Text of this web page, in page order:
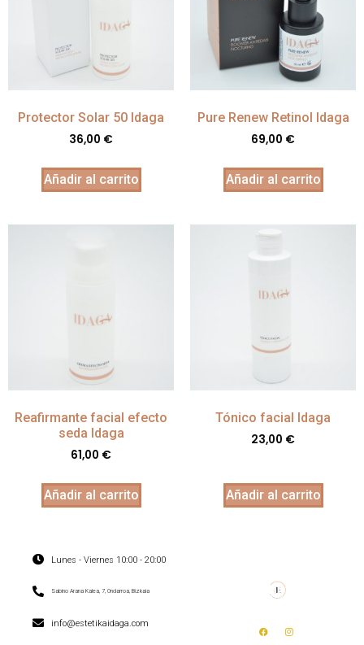
Protector Solar 50 Idaga
36,00 €
Añadir al carrito
Pure Renew Retinol Idaga
69,00 €
Añadir al carrito
Reafirmante facial efecto
seda Idaga
61,00 €
Añadir al carrito
Tónico facial Idaga
23,00 €
Añadir al carrito
Lunes - Viernes 10:00 - 20:00
Sabino Arana Kalea, 7, Ondarroa, Bizkaia
info@estetikaidaga.com